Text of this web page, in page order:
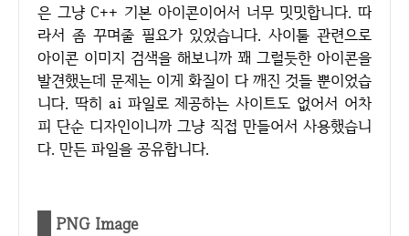
은 그냥 C++ 기본 아이콘이어서 너무 밋밋합니다. 따
라서 좀 꾸며줄 필요가 있었습니다. 사이툴 관련으로
아이콘 이미지 검색을 해보니까 꽤 그럴듯한 아이콘을
발견했는데 문제는 이게 화질이 다 깨진 것들 뿐이었습
니다. 딱히 ai 파일로 제공하는 사이트도 없어서 어차
피 단순 디자인이니까 그냥 직접 만들어서 사용했습니
다. 만든 파일을 공유합니다.
PNG Image